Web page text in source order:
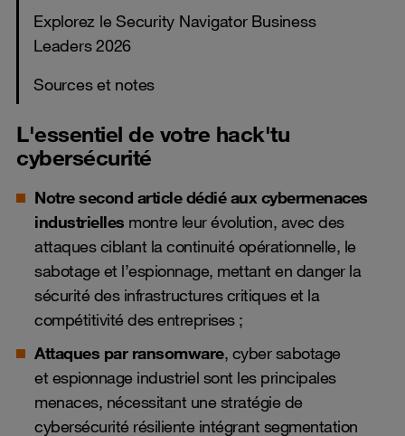
Explorez le Security Navigator Business
Leaders 2026
Sources et notes
L'essentiel de votre hack'tu
cybersécurité
Notre second article dédié aux cybermenaces
industrielles montre leur évolution, avec des
attaques ciblant la continuité opérationnelle, le
sabotage et l’espionnage, mettant en danger la
sécurité des infrastructures critiques et la
compétitivité des entreprises ;
Attaques par ransomware, cyber sabotage
et espionnage industriel sont les principales
menaces, nécessitant une stratégie de
cybersécurité résiliente intégrant segmentation